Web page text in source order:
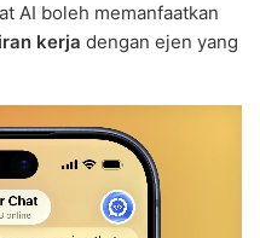
AI boleh memanfaatkan
kerja dengan ejen yang